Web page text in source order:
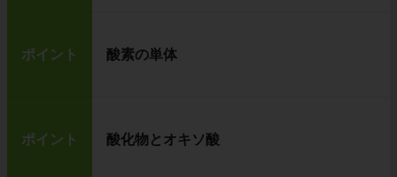
ポイント 酸素の単体
ポイント 酸化物とオキソ酸